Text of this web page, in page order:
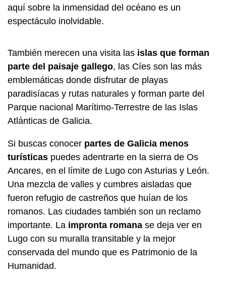
aquí sobre la inmensidad del océano es un
espectáculo inolvidable.
También merecen una visita las islas que forman
parte del paisaje gallego, las Cíes son las más
emblemáticas donde disfrutar de playas
paradisíacas y rutas naturales y forman parte del
Parque nacional Marítimo-Terrestre de las Islas
Atlánticas de Galicia.
Si buscas conocer partes de Galicia menos
turísticas puedes adentrarte en la sierra de Os
Ancares, en el límite de Lugo con Asturias y León.
Una mezcla de valles y cumbres aisladas que
fueron refugio de castreños que huían de los
romanos. Las ciudades también son un reclamo
importante. La impronta romana se deja ver en
Lugo con su muralla transitable y la mejor
conservada del mundo que es Patrimonio de la
Humanidad.